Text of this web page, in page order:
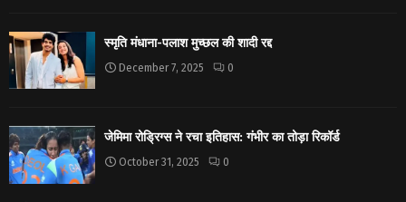
स्मृति मंधाना-पलाश मुच्छल की शादी रद्द
December 7, 2025 0
जेमिमा रोड्रिग्स ने रचा इतिहास: गंभीर का तोड़ा रिकॉर्ड
October 31, 2025 0